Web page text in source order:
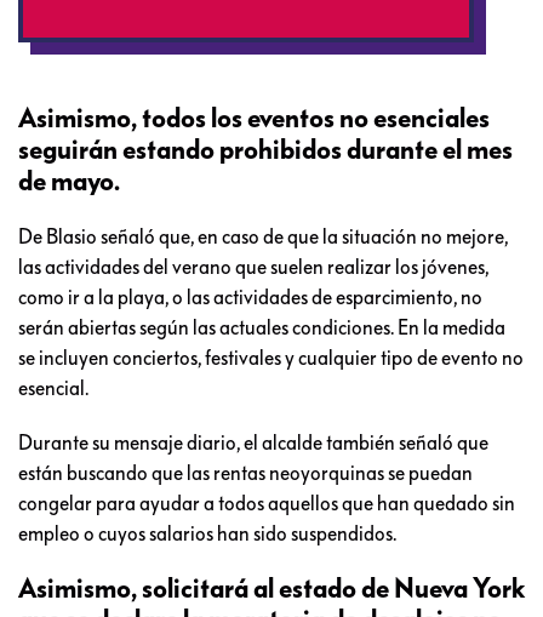
Asimismo, todos los eventos no esenciales
seguirán estando prohibidos durante el mes
de mayo.
De Blasio señaló que, en caso de que la situación no mejore,
las actividades del verano que suelen realizar los jóvenes,
como ir a la playa, o las actividades de esparcimiento, no
serán abiertas según las actuales condiciones. En la medida
se incluyen conciertos, festivales y cualquier tipo de evento no
esencial.
Durante su mensaje diario, el alcalde también señaló que
están buscando que las rentas neoyorquinas se puedan
congelar para ayudar a todos aquellos que han quedado sin
empleo o cuyos salarios han sido suspendidos.
Asimismo, solicitará al estado de Nueva York